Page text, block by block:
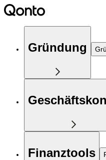
Gründung
Finanztools